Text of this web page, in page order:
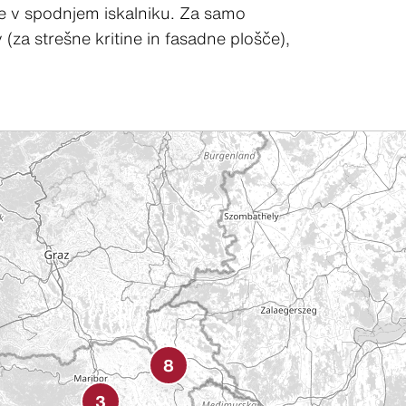
v spodnjem iskalniku. Za samo
strešne kritine in fasadne plošče),
3
8